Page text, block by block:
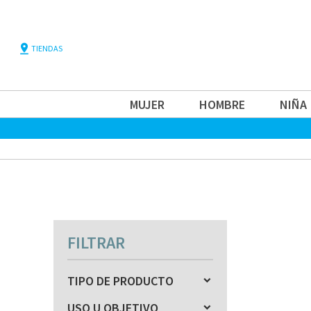
pin_drop TIENDAS
MUJER HOMBRE NIÑA
FILTRAR
TIPO DE PRODUCTO